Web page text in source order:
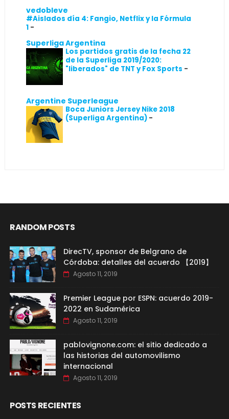
vedobleve
#Aislados día 4: Fangio, Netflix y la Fórmula
1 -
Superliga Argentina
Los partidos gratis de la fecha 22
de la Superliga 2019/2020:
"liberados" de TNT y Fox Sports -
Argentine Superleague
Boca Juniors Jersey Nike 2018
(Superliga Argentina) -
RANDOM POSTS
DirecTV, sponsor de Belgrano de
Córdoba: detalles del acuerdo 【2019】
Agosto 11, 2019
Premier League por ESPN: acuerdo 2019-
2022 en Sudamérica
Agosto 11, 2019
pablovignone.com: el sitio dedicado a
las historias del automovilismo
internacional
Agosto 11, 2019
POSTS RECIENTES